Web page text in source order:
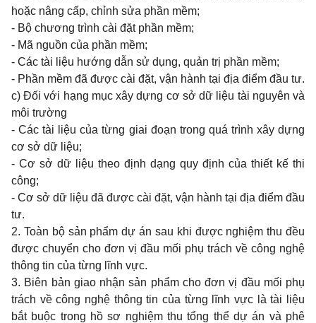
hoặc nâng cấp, chỉnh sửa phần mềm;
- Bộ chương trình cài đặt phần mềm;
- Mã nguồn của phần mềm;
- Các tài liệu hướng dẫn sử dụng, quản trị phần mềm;
- Phần mềm đã được cài đặt, vận hành tại địa điểm đầu tư.
c) Đối với hạng mục xây dựng cơ sở dữ liệu tài nguyên và
môi trường
- Các tài liệu của từng giai đoạn trong quá trình xây dựng
cơ sở dữ liệu;
- Cơ sở dữ liệu theo định dạng quy định của thiết kế thi
công;
- Cơ sở dữ liệu đã được cài đặt, vận hành tại địa điểm đầu
tư.
2. Toàn bộ sản phẩm dự án sau khi được nghiệm thu đều
được chuyển cho đơn vị đầu mối phụ trách về công nghệ
thông tin của từng lĩnh vực.
3. Biên bản giao nhận sản phẩm cho đơn vị đầu mối phụ
trách về công nghệ thông tin của từng lĩnh vực là tài liệu
bắt buộc trong hồ sơ nghiệm thu tổng thể dự án và phê